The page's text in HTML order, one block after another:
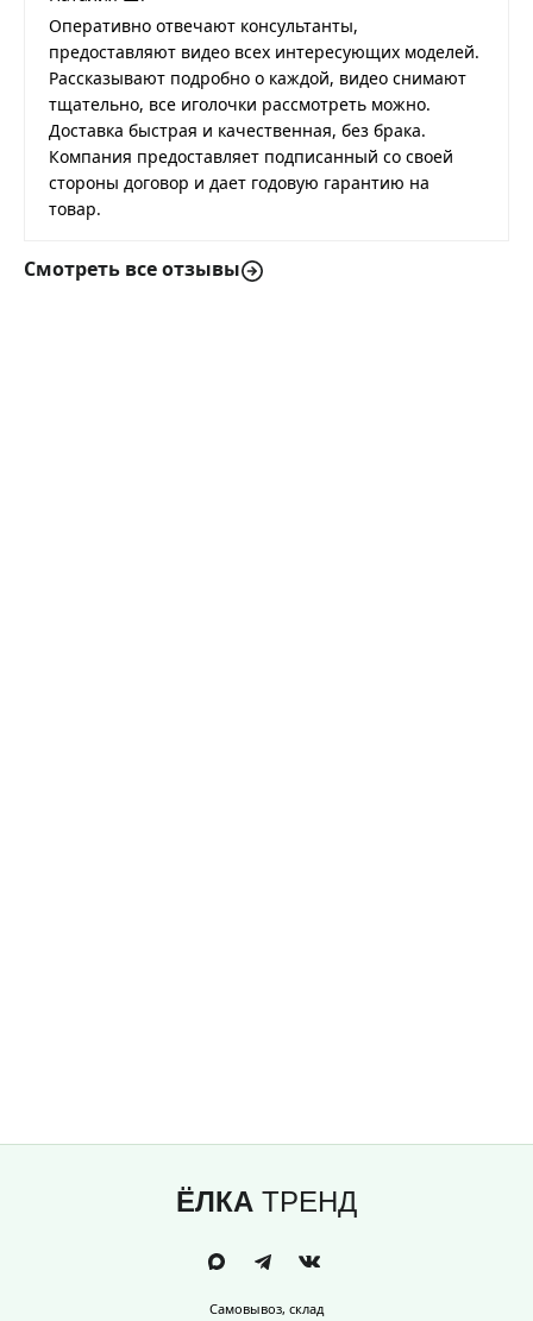
Оперативно отвечают консультанты,
предоставляют видео всех интересующих моделей.
Рассказывают подробно о каждой, видео снимают
тщательно, все иголочки рассмотреть можно.
Доставка быстрая и качественная, без брака.
Компания предоставляет подписанный со своей
стороны договор и дает годовую гарантию на
товар.
Смотреть все отзывы
ЁЛКА ТРЕНД
Самовывоз, склад